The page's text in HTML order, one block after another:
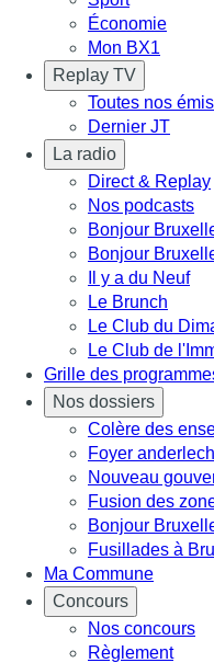
Économie
Mon BX1
Replay TV
Toutes nos
Dernier JT
La radio
Direct & Replay
Nos podcasts
Bonjour
Bonjour
Il y a du Neuf
Le Brunch
Le Club du
Le Club de
Grille des
Nos dossiers
Colère des
Foyer
Nouveau
Fusion des
Bonjour
Fusillades à
Ma Commune
Concours
Nos concours
Règlement